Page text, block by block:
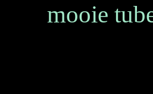
mooie